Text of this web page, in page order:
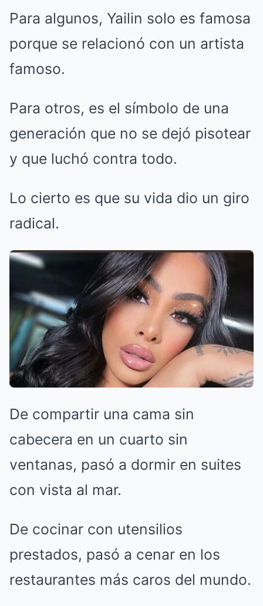
Para algunos, Yailin solo es famosa
porque se relacionó con un artista
famoso.
Para otros, es el símbolo de una
generación que no se dejó pisotear
y que luchó contra todo.
Lo cierto es que su vida dio un giro
radical.
De compartir una cama sin
cabecera en un cuarto sin
ventanas, pasó a dormir en suites
con vista al mar.
De cocinar con utensilios
prestados, pasó a cenar en los
restaurantes más caros del mundo.